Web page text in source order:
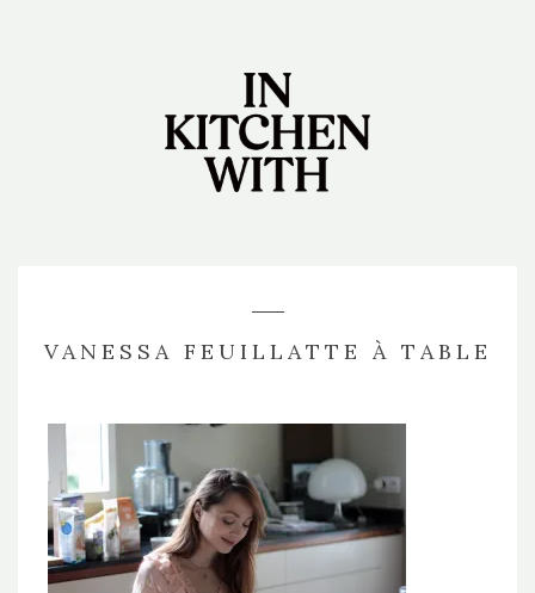
VANESSA FEUILLATTE À TABLE